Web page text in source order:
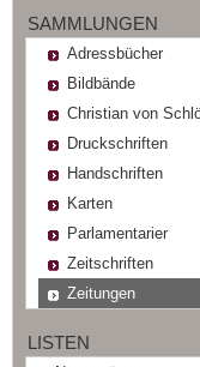
SAMMLUNGEN
Adressbücher
Bildbände
Christian von
Druckschriften
Handschriften
Karten
Parlamentarier
Zeitschriften
Zeitungen
LISTEN